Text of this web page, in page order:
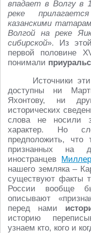
впадает в Волгу в
реке
казанскими
Волгой на реке
сибирской». Из
первой половине
понимали
Источники
доступны ни
Яхонтову, ни
исторических
слова не носили
характер. Но
предположить,
признанных на
иностранцев
нашего земляка –
существуют факты
России вообще
описывают
перед нами
историю
узнаем кто, кого и